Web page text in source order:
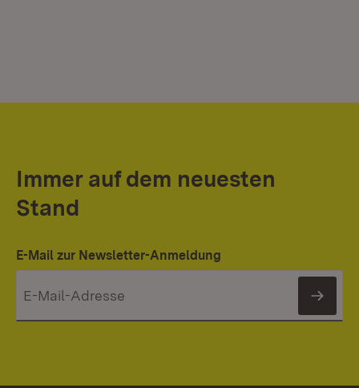
Immer auf dem neuesten
Stand
E-Mail zur Newsletter-Anmeldung